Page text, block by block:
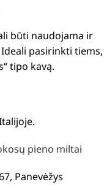
būti naudojama ir
pasirinkti tiems,
tipo kavą.
pieno miltai
Panevėžys